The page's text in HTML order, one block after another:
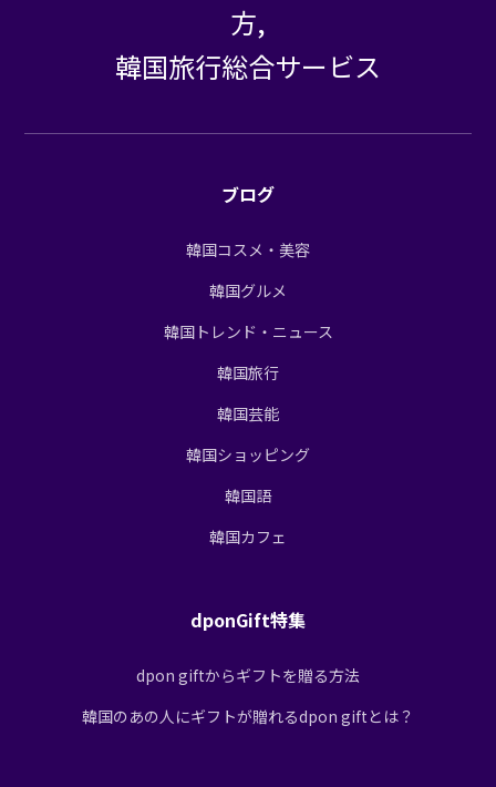
方,
韓国旅行総合サービス
ブログ
韓国コスメ・美容
韓国グルメ
韓国トレンド・ニュース
韓国旅行
韓国芸能
韓国ショッピング
韓国語
韓国カフェ
dponGift特集
dpon giftからギフトを贈る方法
韓国のあの人にギフトが贈れるdpon giftとは？